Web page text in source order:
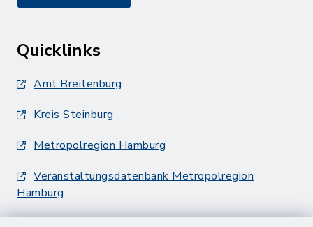
Quicklinks
Amt Breitenburg
Kreis Steinburg
Metropolregion Hamburg
Veranstaltungsdatenbank Metropolregion
Hamburg